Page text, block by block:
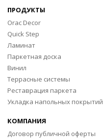
ПРОДУКТЫ
Orac Decor
Quick Step
Ламинат
Паркетная доска
Винил
Террасные системы
Реставрация паркета
Укладка напольных покрытий
КОМПАНИЯ
Договор публичной оферты